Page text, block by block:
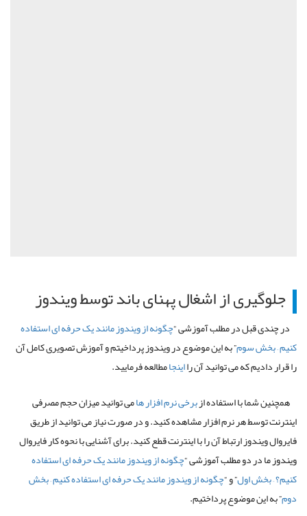
از اشغال پهنای باند توسط ویندوز
قبل در مطلب آموزشی “چگونه از ویندوز مانند یک حرفه ای استفاده
سوم” به این موضوع در ویندوز پرداخیتم و آموزش تصویری کامل آن
که می توانید آن رااینجامطالعه فرمایید.
با استفاده ازبرخی نرم افزار هامی توانید میزان حجم مصرفی
هر نرم افزار مشاهده کنید. و در صورت نیاز می توانید از طریق
ارتباط آن را با اینترنت قطع کنید. برای آشنایی با نحوه کار فایروال
دو مطلب آموزشی “چگونه از ویندوز مانند یک حرفه ای استفاده
اول” و “چگونه از ویندوز مانند یک حرفه ای استفاده کنیم – بخش
موضوع پرداختیم.